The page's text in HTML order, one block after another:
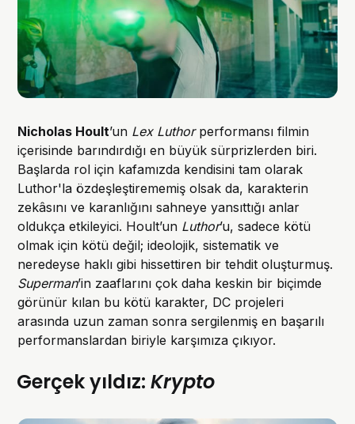
Nicholas Hoult’un Lex Luthor performansı filmin
içerisinde barındırdığı en büyük sürprizlerden biri.
Başlarda rol için kafamızda kendisini tam olarak
Luthor'la özdeşleştirememiş olsak da, karakterin
zekâsını ve karanlığını sahneye yansıttığı anlar
oldukça etkileyici. Hoult’un Luthor’u, sadece kötü
olmak için kötü değil; ideolojik, sistematik ve
neredeyse haklı gibi hissettiren bir tehdit oluşturmuş.
Superman’in zaaflarını çok daha keskin bir biçimde
görünür kılan bu kötü karakter, DC projeleri
arasında uzun zaman sonra sergilenmiş en başarılı
performanslardan biriyle karşımıza çıkıyor.
Gerçek yıldız:Krypto